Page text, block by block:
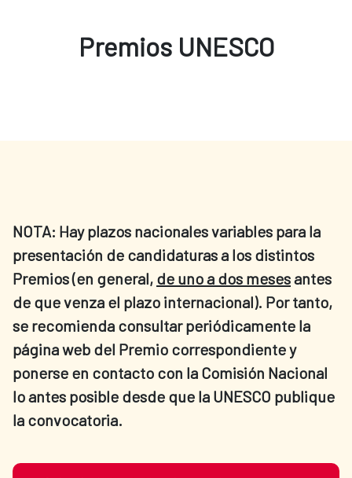
Premios UNESCO
NOTA: Hay plazos nacionales variables para la
presentación de candidaturas a los distintos
Premios (en general, de uno a dos mesesantes
de que venza el plazo internacional). Por tanto,
se recomienda consultar periódicamente la
página web del Premio correspondiente y
ponerse en contacto con la Comisión Nacional
lo antes posible desde que la UNESCO publique
la convocatoria.